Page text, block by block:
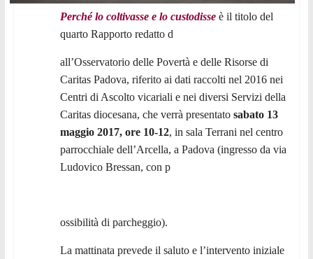
Perché lo coltivasse e lo custodisseè il titolo del
quarto Rapporto redatto d
all’Osservatorio delle Povertà e delle Risorse di
Caritas Padova, riferito ai dati raccolti nel 2016 nei
Centri di Ascolto vicariali e nei diversi Servizi della
Caritas diocesana, che verrà presentato sabato 13
maggio 2017, ore 10-12, in sala Terrani nel centro
parrocchiale dell’Arcella, a Padova (ingresso da via
Ludovico Bressan, con p
ossibilità di parcheggio).
La mattinata prevede il saluto e l’intervento iniziale